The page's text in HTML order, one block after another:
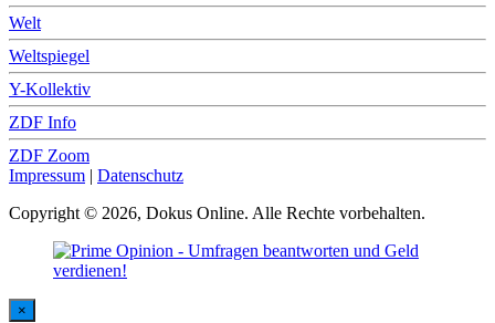
Welt
Weltspiegel
Y-Kollektiv
ZDF Info
ZDF Zoom
Impressum | Datenschutz
Copyright © 2026, Dokus Online. Alle Rechte vorbehalten.
×